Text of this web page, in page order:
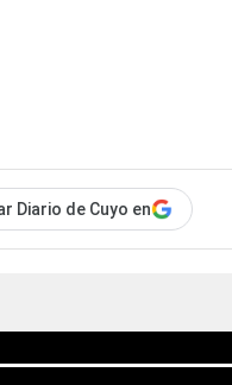
Diario de Cuyo en